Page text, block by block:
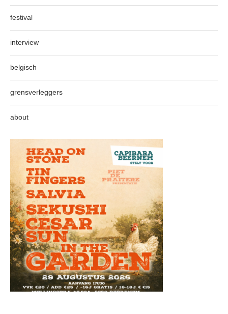
festival
interview
belgisch
grensverleggers
about